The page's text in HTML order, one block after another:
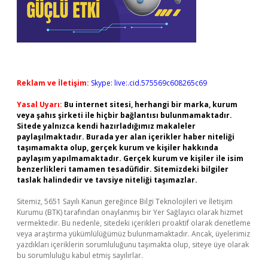
Reklam ve İletişim: Skype: live:.cid.575569c608265c69
Yasal Uyarı: Bu internet sitesi, herhangi bir marka, kurum
veya şahıs şirketi ile hiçbir bağlantısı bulunmamaktadır.
Sitede yalnızca kendi hazırladığımız makaleler
paylaşılmaktadır. Burada yer alan içerikler haber niteliği
taşımamakta olup, gerçek kurum ve kişiler hakkında
paylaşım yapılmamaktadır. Gerçek kurum ve kişiler ile isim
benzerlikleri tamamen tesadüfidir. Sitemizdeki bilgiler
taslak halindedir ve tavsiye niteliği taşımazlar.
Sitemiz, 5651 Sayılı Kanun gereğince Bilgi Teknolojileri ve İletişim
Kurumu (BTK) tarafından onaylanmış bir Yer Sağlayıcı olarak hizmet
vermektedir. Bu nedenle, sitedeki içerikleri proaktif olarak denetleme
veya araştırma yükümlülüğümüz bulunmamaktadır. Ancak, üyelerimiz
yazdıkları içeriklerin sorumluluğunu taşımakta olup, siteye üye olarak
bu sorumluluğu kabul etmiş sayılırlar.